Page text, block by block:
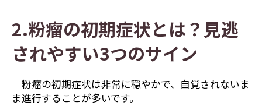
2.粉瘤の初期症状とは？見逃
されやすい3つのサイン
粉瘤の初期症状は非常に穏やかで、自覚されないま
ま進行することが多いです。